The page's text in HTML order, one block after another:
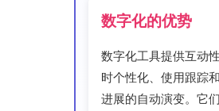
数字化的优势
数字化工具提供互动
时个性化、使用跟踪
进展的自动演变。它